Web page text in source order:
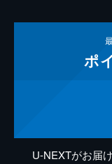
ポ
U-NEXTがお届